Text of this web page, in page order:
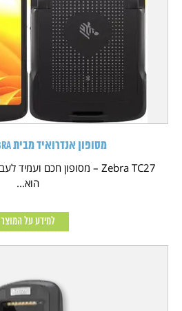
מסופון אנדרואיד מבית Zebra דגם TC27
הוא...
למידע על המוצר